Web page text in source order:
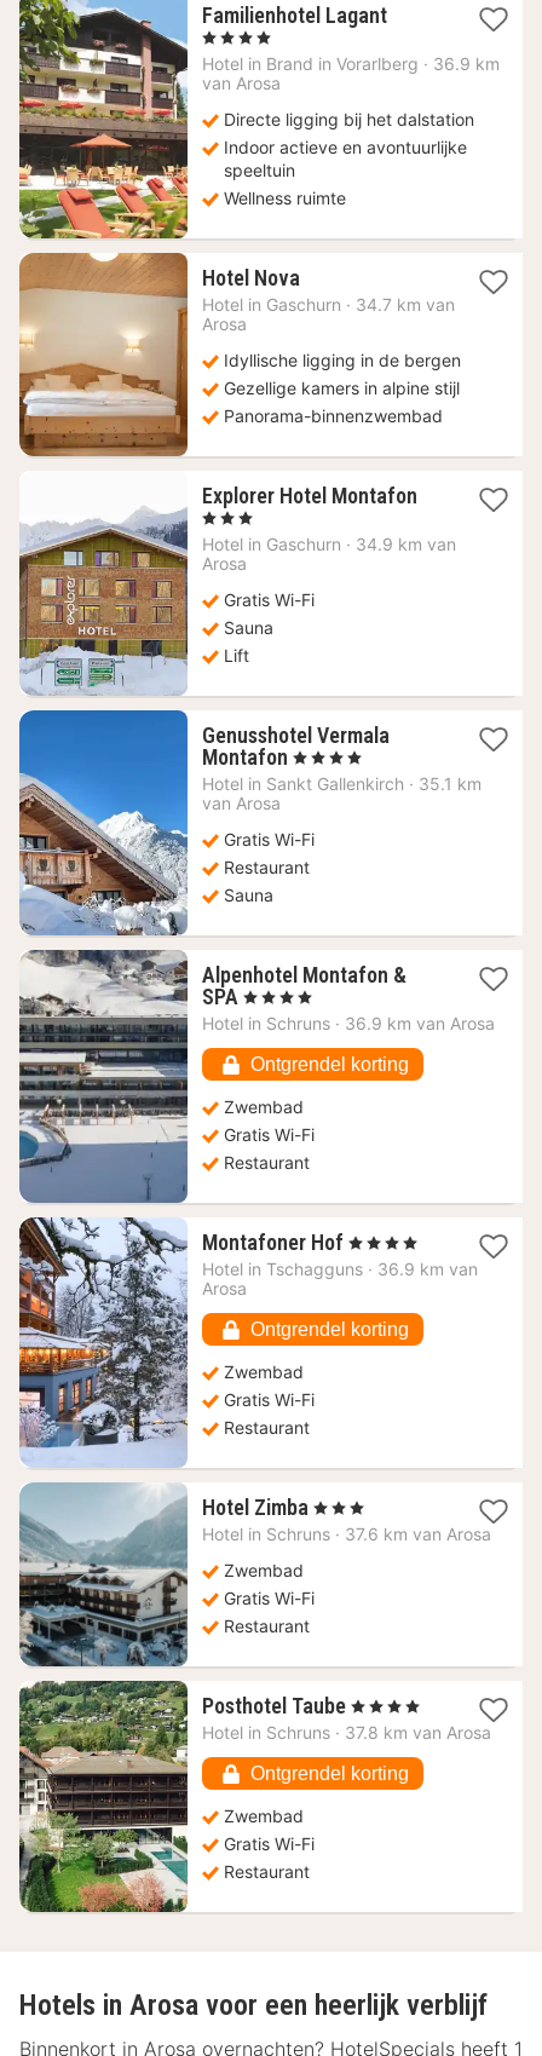
Familienhotel Lagant1
vanaf
453,20
, 4 Sterren
Hotel in Brand in Vorarlberg · 36.9 km
van Arosa
Directe ligging bij het dalstation
Indoor actieve en avontuurlijke
speeltuin
Wellness ruimte
Hotel Nova1
nacht
€
Hotel in Gaschurn · 34.7 km van
Arosa
Idyllische ligging in de bergen
Gezellige kamers in alpine stijl
Panorama-binnenzwembad
Explorer Hotel Montafon1
vanaf
, 3 Sterren
Hotel in Gaschurn · 34.9 km van
Arosa
Gratis Wi-Fi
Sauna
Lift
Genusshotel Vermala
Montafon 1
nacht
€
, 4 Sterren
Hotel in Sankt Gallenkirch · 35.1 km
van Arosa
Gratis Wi-Fi
Restaurant
Sauna
Alpenhotel Montafon &
SPA 1
nacht
273,10
€
, 4 Sterren
Hotel in Schruns · 36.9 km van Arosa
Ontgrendel korting
Zwembad
Gratis Wi-Fi
Restaurant
Montafoner Hof 1
nacht
€
, 4 Sterren
Hotel in Tschagguns · 36.9 km van
Arosa
Ontgrendel korting
Zwembad
Gratis Wi-Fi
Restaurant
Hotel Zimba 1
nacht
€
, 3 Sterren
Hotel in Schruns · 37.6 km van Arosa
Zwembad
Gratis Wi-Fi
Restaurant
Posthotel Taube 1
nacht
272,13
€
, 4 Sterren
Hotel in Schruns · 37.8 km van Arosa
Ontgrendel korting
Zwembad
Gratis Wi-Fi
Restaurant
Hotels in Arosa voor een heerlijk verblijf
Binnenkort in Arosa overnachten? HotelSpecials heeft 1